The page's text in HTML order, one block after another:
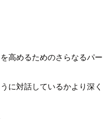
高めるためのさらなるパー
に対話しているかより深く